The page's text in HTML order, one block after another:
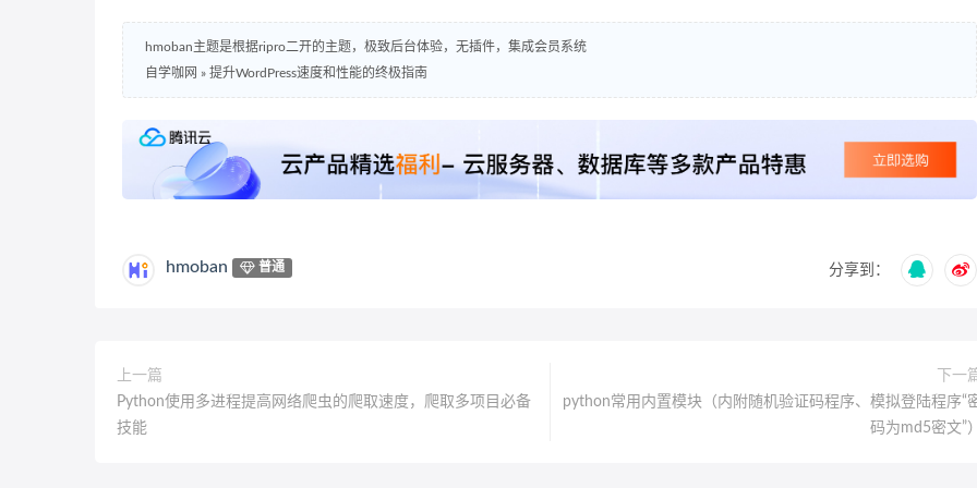
hmoban主题是根据ripro二开的主题，极致后台体验，无插件，集成会员系统
自学咖网 » 提升WordPress速度和性能的终极指南
hmoban 普通 分享到：
上一篇
Python使用多进程提高网络爬虫的爬取速度，爬取多项目必备
技能
下一
python常用内置模块（内附随机验证码程序、模拟登陆程序“
码为md5密文”）